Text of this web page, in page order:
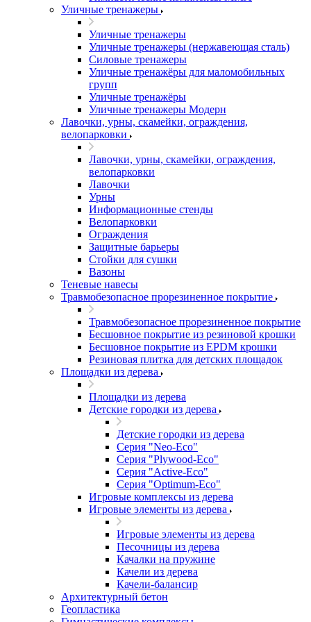
Уличные тренажеры
Уличные тренажеры
Уличные тренажеры (нержавеющая сталь)
Силовые тренажеры
Уличные тренажёры для маломобильных
групп
Уличные тренажёры
Уличные тренажеры Модерн
Лавочки, урны, скамейки, ограждения,
велопарковки
Лавочки, урны, скамейки, ограждения,
велопарковки
Лавочки
Урны
Информационные стенды
Велопарковки
Ограждения
Защитные барьеры
Стойки для сушки
Вазоны
Теневые навесы
Травмобезопасное прорезиненное покрытие
Травмобезопасное прорезиненное покрытие
Бесшовное покрытие из резиновой крошки
Бесшовное покрытие из EPDM крошки
Резиновая плитка для детских площадок
Площадки из дерева
Площадки из дерева
Детские городки из дерева
Детские городки из дерева
Серия "Neo-Eco"
Серия "Plywood-Eco"
Серия "Active-Eco"
Серия "Оptimum-Еco"
Игровые комплексы из дерева
Игровые элементы из дерева
Игровые элементы из дерева
Песочницы из дерева
Качалки на пружине
Качели из дерева
Качели-балансир
Архитектурный бетон
Геопластика